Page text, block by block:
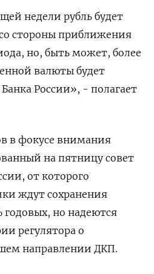
недели рубль будет
стороны приближения
но, быть может, более
валюты будет
России», - полагает
в фокусе внимания
на пятницу совет
от которого
ждут сохранения
годовых, но надеются
регулятора о
направлении ДКП.